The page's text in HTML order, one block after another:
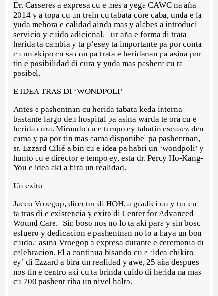
Dr. Casseres a expresa cu e mes a yega CAWC na aña
2014 y a topa cu un trein cu tabata core caba, unda e la
yuda mehora e calidad ainda mas y alabes a introduci
servicio y cuido adicional. Tur aña e forma di trata
herida ta cambia y ta p’esey ta importante pa por conta
cu un ekipo cu sa con pa trata e heridanan pa asina por
tin e posibilidad di cura y yuda mas pashent cu ta
posibel.
E IDEA TRAS DI ‘WONDPOLI’
Antes e pashentnan cu herida tabata keda interna
bastante largo den hospital pa asina warda te ora cu e
herida cura. Mirando cu e tempo ey tabatin escasez den
cama y pa por tin mas cama disponibel pa pashentnan,
sr. Ezzard Cilié a bin cu e idea pa habri un ‘wondpoli’ y
hunto cu e director e tempo ey, esta dr. Percy Ho-Kang-
You e idea aki a bira un realidad.
Un exito
Jacco Vroegop, director di HOH, a gradici un y tur cu
ta tras di e existencia y exito di Center for Advanced
Wound Care. ‘Sin boso nos no lo ta aki para y sin boso
esfuero y dedicacion e pashentnan no lo a haya un bon
cuido,’ asina Vroegop a expresa durante e ceremonia di
celebracion. El a continua bisando cu e ‘idea chikito
ey’ di Ezzard a bira un realidad y awe, 25 aña despues
nos tin e centro aki cu ta brinda cuido di herida na mas
cu 700 pashent riba un nivel halto.